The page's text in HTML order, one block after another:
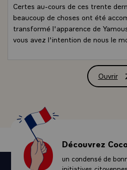
Certes au-cours de ces trente
beaucoup de choses ont été
transformé l'apparence de
vous avez l'intention de nous le
l'important c'est peut-être aussi
dans les traditions, celles
habitent l'âme de vos paysans :
fidélité au souvenir des anciens,
futur, musique, danse £ toute une
les rappeliez tout à l'heure,
spiritualités, aux façons d'être de
d'ailleurs tout à fait
Ouvrir
Découvrez
un condensé de